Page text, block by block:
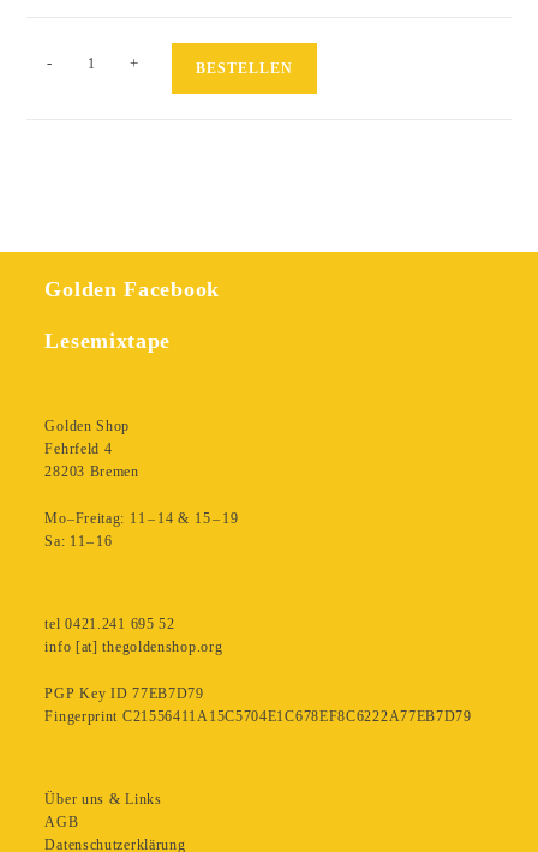
- + BESTELLEN
Golden Facebook
Lesemixtape
Golden Shop
Fehrfeld 4
28203 Bremen
Mo–Freitag: 11 – 14 & 15 – 19
Sa: 11– 16
tel 0421.241 695 52
info [at] thegoldenshop.org
PGP Key ID 77EB7D79
Fingerprint C21556411A15C5704E1C678EF8C6222A77EB7D79
Über uns & Links
AGB
Datenschutzerklärung